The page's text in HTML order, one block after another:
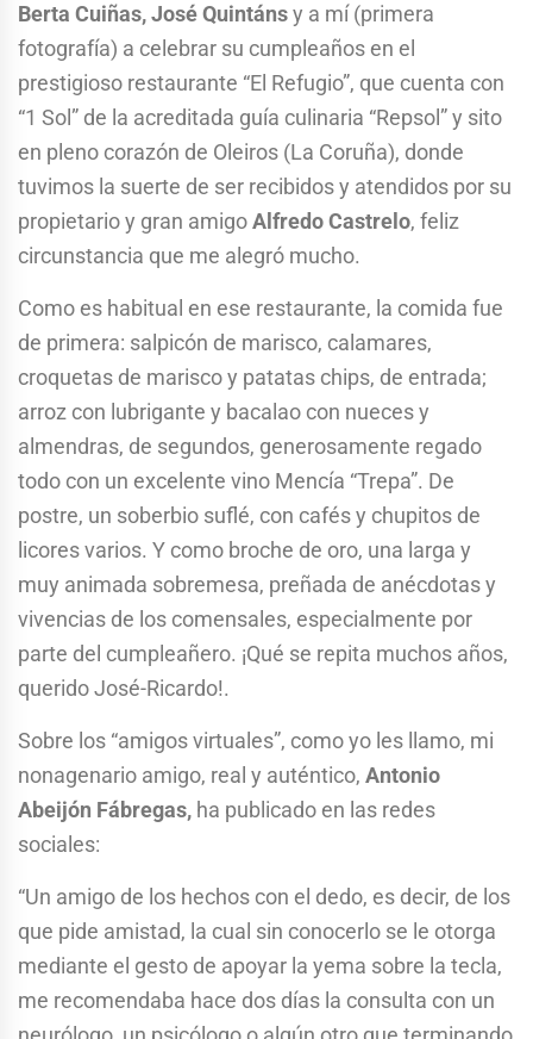
Berta Cuiñas, José Quintánsy a mí (primera
fotografía) a celebrar su cumpleaños en el
prestigioso restaurante “El Refugio”, que cuenta con
“1 Sol” de la acreditada guía culinaria “Repsol” y sito
en pleno corazón de Oleiros (La Coruña), donde
tuvimos la suerte de ser recibidos y atendidos por su
propietario y gran amigoAlfredo Castrelo, feliz
circunstancia que me alegró mucho.
Como es habitual en ese restaurante, la comida fue
de primera: salpicón de marisco, calamares,
croquetas de marisco y patatas chips, de entrada;
arroz con lubrigante y bacalao con nueces y
almendras, de segundos, generosamente regado
todo con un excelente vino Mencía “Trepa”. De
postre, un soberbio suflé, con cafés y chupitos de
licores varios. Y como broche de oro, una larga y
muy animada sobremesa, preñada de anécdotas y
vivencias de los comensales, especialmente por
parte del cumpleañero. ¡Qué se repita muchos años,
querido José-Ricardo!.
Sobre los “amigos virtuales”, como yo les llamo, mi
nonagenario amigo, real y auténtico, Antonio
Abeijón Fábregas, ha publicado en las redes
sociales:
“Un amigo de los hechos con el dedo, es decir, de los
que pide amistad, la cual sin conocerlo se le otorga
mediante el gesto de apoyar la yema sobre la tecla,
me recomendaba hace dos días la consulta con un